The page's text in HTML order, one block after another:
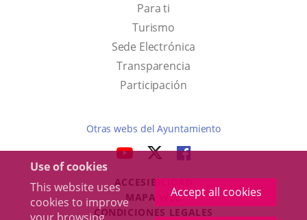
Use of cookies
This website uses
cookies to improve
Accept all cookies
Para ti
TurismoThis
link
will
open
up
window.
Sede Electrónica
Transparencia
Participación
Otras webs del Ayuntamiento
LINK
EXTERNAL
APPLICATION.
LINK
EXTERNAL
APPLICATION.
LINK
EXTERNAL
APPLICATION.
ACCESIBILIDAD
MAPA WEB
CONDICIONES LEGALES